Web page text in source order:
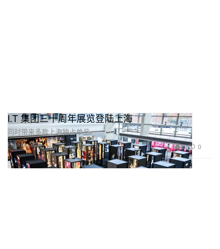
Fashion 时装
I.T 集团三十周年展览登陆上海
同时带来多款上海独占单品。
Nov 16, 2018 29 0